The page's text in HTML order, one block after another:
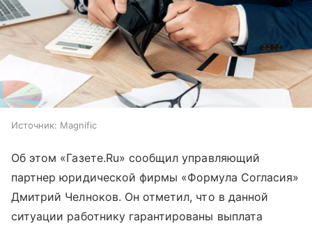
Источник: Magnific
Об этом «Газете.Ru» сообщил управляющий
партнер юридической фирмы «Формула Согласия»
Дмитрий Челноков. Он отметил, что в данной
ситуации работнику гарантированы выплата